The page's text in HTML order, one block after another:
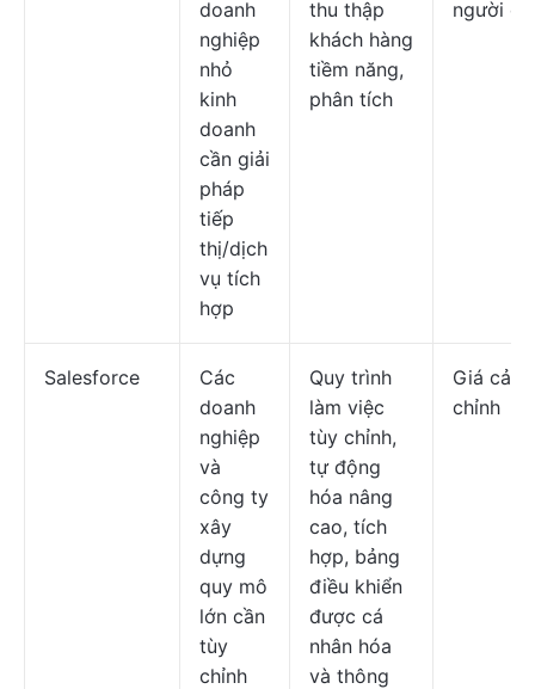
doanh
nghiệp
nhỏ
kinh
doanh
cần giải
pháp
tiếp
thị/dịch
vụ tích
hợp
thu thập
khách hàng
tiềm năng,
phân tích
người
Salesforce
Các
doanh
nghiệp
và
công ty
xây
dựng
quy mô
lớn cần
tùy
chỉnh
Quy trình
làm việc
tùy chỉnh,
tự động
hóa nâng
cao, tích
hợp, bảng
điều khiển
được cá
nhân hóa
và thông
Giá cả
chỉnh